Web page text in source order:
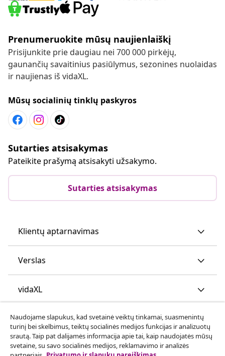
Prenumeruokite mūsų naujienlaiškį
Prisijunkite prie daugiau nei 700 000 pirkėjų,
gaunančių savaitinius pasiūlymus, sezonines nuolaidas
ir naujienas iš vidaXL.
Mūsų socialinių tinklų paskyros
Sutarties atsisakymas
Pateikite prašymą atsisakyti užsakymo.
Sutarties atsisakymas
Klientų aptarnavimas
Verslas
vidaXL
Atraskite daugiau
Naudojame slapukus, kad svetainė veiktų tinkamai, suasmenintų
turinį bei skelbimus, teiktų socialinės medijos funkcijas ir analizuotų
srautą. Taip pat dalijamės informacija apie tai, kaip naudojatės mūsų
svetaine, su savo socialinės medijos, reklamavimo ir analizės